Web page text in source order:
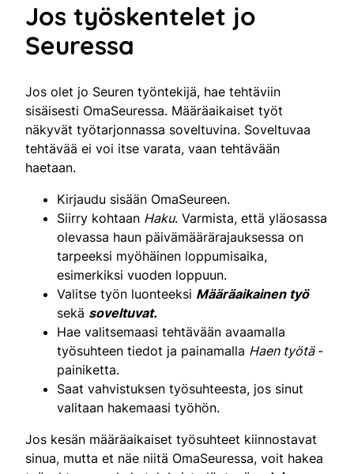
Jos työskentelet jo
Seuressa
Jos olet jo Seuren työntekijä, hae tehtäviin
sisäisesti OmaSeuressa. Määräaikaiset työt
näkyvät työtarjonnassa soveltuvina. Soveltuvaa
tehtävää ei voi itse varata, vaan tehtävään
haetaan.
Kirjaudu sisään OmaSeureen.
Siirry kohtaan Haku. Varmista, että yläosassa
olevassa haun päivämäärärajauksessa on
tarpeeksi myöhäinen loppumisaika,
esimerkiksi vuoden loppuun.
Valitse työn luonteeksi Määräaikainen työ
sekä soveltuvat.
Hae valitsemaasi tehtävään avaamalla
työsuhteen tiedot ja painamalla Haen työtä -
painiketta.
Saat vahvistuksen työsuhteesta, jos sinut
valitaan hakemaasi työhön.
Jos kesän määräaikaiset työsuhteet kiinnostavat
sinua, mutta et näe niitä OmaSeuressa, voit hakea